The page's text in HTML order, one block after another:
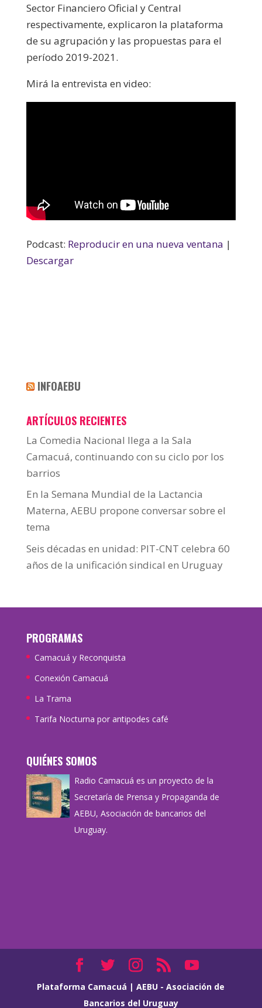
Sector Financiero Oficial y Central
respectivamente, explicaron la plataforma
de su agrupación y las propuestas para el
período 2019-2021.
Mirá la entrevista en video:
Podcast: Reproducir en una nueva ventana |
Descargar
INFOAEBU
ARTÍCULOS RECIENTES
La Comedia Nacional llega a la Sala
Camacuá, continuando con su ciclo por los
barrios
En la Semana Mundial de la Lactancia
Materna, AEBU propone conversar sobre el
tema
Seis décadas en unidad: PIT-CNT celebra 60
años de la unificación sindical en Uruguay
PROGRAMAS
Camacuá y Reconquista
Conexión Camacuá
La Trama
Tarifa Nocturna por antipodes café
QUIÉNES SOMOS
Radio Camacuá es un proyecto de la
Secretaría de Prensa y Propaganda de
AEBU, Asociación de bancarios del
Uruguay.
Plataforma Camacuá |AEBU - Asociación de
Bancarios del Uruguay